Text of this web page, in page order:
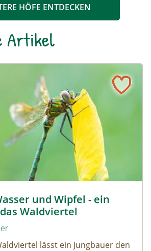
entspannt in einer der
HÖFE ENTDECKEN
Artikel
und Wipfel - ein
Waldviertel
lässt ein Jungbauer den
und Wipfel - ein Auwald für das